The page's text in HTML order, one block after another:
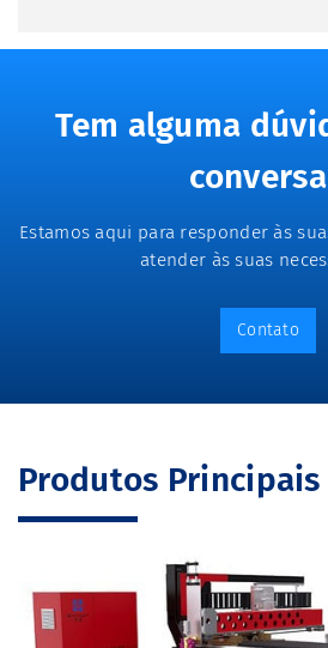
Tem alguma
Estamos aqui para responder às
atender às suas
Contato
Produtos Principais